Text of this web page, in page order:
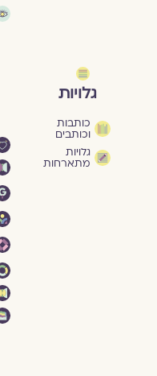
גלויות
כותבות
וכותבים
גלויות
מתארחות